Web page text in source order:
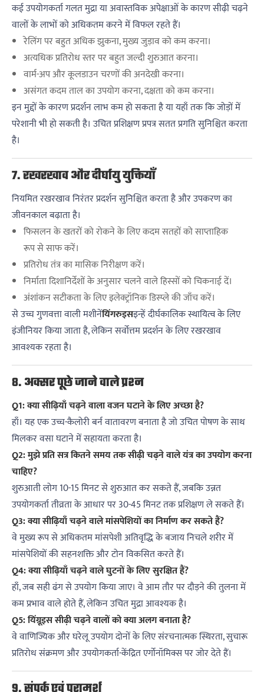
कई उपयोगकर्ता गलत मुद्रा या अवास्तविक अपेक्षाओं के कारण सीढ़ी चढ़ने
वालों के लाभों को अधिकतम करने में विफल रहते हैं।
रेलिंग पर बहुत अधिक झुकना, मुख्य जुड़ाव को कम करना।
अत्यधिक प्रतिरोध स्तर पर बहुत जल्दी शुरुआत करना।
वार्म-अप और कूलडाउन चरणों की अनदेखी करना।
असंगत कदम ताल का उपयोग करना, दक्षता को कम करना।
इन मुद्दों के कारण प्रदर्शन लाभ कम हो सकता है या यहाँ तक कि जोड़ों में
परेशानी भी हो सकती है। उचित प्रशिक्षण प्रपत्र सतत प्रगति सुनिश्चित करता
है।
7. रखरखाव और दीर्घायु युक्तियाँ
नियमित रखरखाव निरंतर प्रदर्शन सुनिश्चित करता है और उपकरण का
जीवनकाल बढ़ाता है।
फिसलन के खतरों को रोकने के लिए कदम सतहों को साप्ताहिक
रूप से साफ करें।
प्रतिरोध तंत्र का मासिक निरीक्षण करें।
निर्माता दिशानिर्देशों के अनुसार चलने वाले हिस्सों को चिकनाई दें।
अंशांकन सटीकता के लिए इलेक्ट्रॉनिक डिस्प्ले की जाँच करें।
से उच्च गुणवत्ता वाली मशीनेंयिंगरुइसइन्हें दीर्घकालिक स्थायित्व के लिए
इंजीनियर किया जाता है, लेकिन सर्वोत्तम प्रदर्शन के लिए रखरखाव
आवश्यक रहता है।
8. अक्सर पूछे जाने वाले प्रश्न
Q1: क्या सीढ़ियाँ चढ़ने वाला वजन घटाने के लिए अच्छा है?
हाँ। यह एक उच्च-कैलोरी बर्न वातावरण बनाता है जो उचित पोषण के साथ
मिलकर वसा घटाने में सहायता करता है।
Q2: मुझे प्रति सत्र कितने समय तक सीढ़ी चढ़ने वाले यंत्र का उपयोग करना
चाहिए?
शुरुआती लोग 10-15 मिनट से शुरुआत कर सकते हैं, जबकि उन्नत
उपयोगकर्ता तीव्रता के आधार पर 30-45 मिनट तक प्रशिक्षण ले सकते हैं।
Q3: क्या सीढ़ियाँ चढ़ने वाले मांसपेशियों का निर्माण कर सकते हैं?
वे मुख्य रूप से अधिकतम मांसपेशी अतिवृद्धि के बजाय निचले शरीर में
मांसपेशियों की सहनशक्ति और टोन विकसित करते हैं।
Q4: क्या सीढ़ियाँ चढ़ने वाले घुटनों के लिए सुरक्षित हैं?
हाँ, जब सही ढंग से उपयोग किया जाए। वे आम तौर पर दौड़ने की तुलना में
कम प्रभाव वाले होते हैं, लेकिन उचित मुद्रा आवश्यक है।
Q5: यिंग्रूइस सीढ़ी चढ़ने वालों को क्या अलग बनाता है?
वे वाणिज्यिक और घरेलू उपयोग दोनों के लिए संरचनात्मक स्थिरता, सुचारू
प्रतिरोध संक्रमण और उपयोगकर्ता-केंद्रित एर्गोनॉमिक्स पर जोर देते हैं।